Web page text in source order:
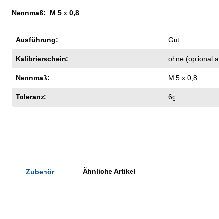
Nennmaß: M 5 x 0,8
Ausführung: Gut
Kalibrierschein: ohne (optional
Nennmaß: M 5 x 0,8
Toleranz: 6g
Zubehör Ähnliche Artikel